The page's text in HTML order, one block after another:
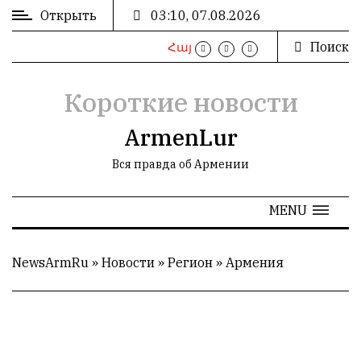
ВХОД
РЕГИСТРАЦИЯ
РЕКЛАМА
Открыть 03:10, 07.08.2026
Հայ Поиск
Короткие новости
ArmenLur
Вся правда об Армении
MENU
NewsArmRu » Новости » Регион » Армения